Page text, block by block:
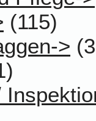
(115)
>